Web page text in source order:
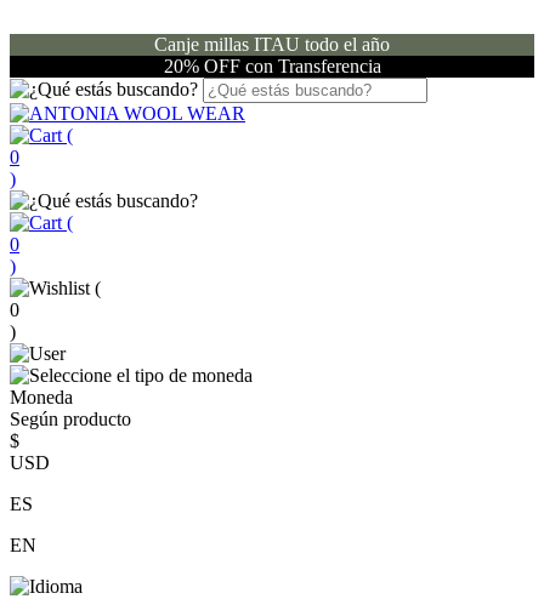
Canje millas ITAU todo el año
20% OFF con Transferencia
(
0
)
(
0
)
(
0
)
Moneda
Según producto
$
USD
ES
EN